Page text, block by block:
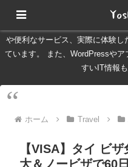
Yoshinomadは、オーストラリ
や便利なサービス、実際に体験
ています。 また、WordPressや
すいIT情報
ホーム Travel
【VISA】タイ ビ
大＆ノービザで60